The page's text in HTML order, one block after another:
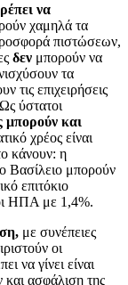
να
χαμηλά τα
πιστώσεων,
δεν μπορούν να
τα
τις επιχειρήσεις
ύστατοι
μπορούν και
χρέος είναι
κάνουν: η
Βασίλειο μπορούν
επιτόκιο
ΗΠΑ με 1,4%.
με συνέπειες
οι
να γίνει είναι
και ασφάλιση της